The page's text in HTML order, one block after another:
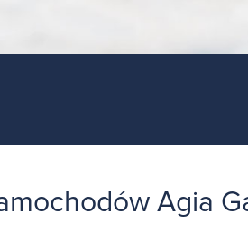
Agia